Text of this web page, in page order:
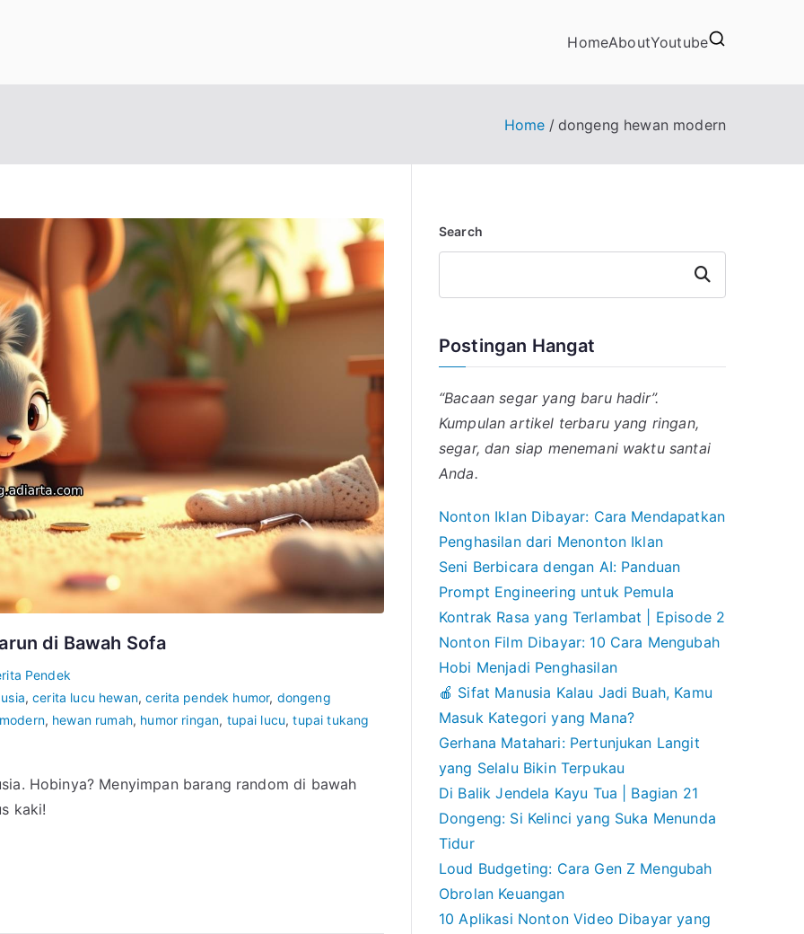
HomeAboutYoutube
Home dongeng hewan modern
di Bawah Sofa
Pendek
,cerita lucu hewan,cerita pendek humor, dongeng
, hewan rumah, humor ringan, tupai lucu,tupai tukang
Hobinya? Menyimpan barang random di bawah
kaki!
Search
Search
Postingan Hangat
“Bacaan segar yang baru hadir”.
Kumpulan artikel terbaru yang ringan,
segar, dan siap menemani waktu santai
Anda.
Nonton Iklan Dibayar: Cara Mendapatkan
Penghasilan dari Menonton Iklan
Seni Berbicara dengan AI: Panduan
Prompt Engineering untuk Pemula
Kontrak Rasa yang Terlambat | Episode 2
Nonton Film Dibayar: 10 Cara Mengubah
Hobi Menjadi Penghasilan
🍎 Sifat Manusia Kalau Jadi Buah, Kamu
Masuk Kategori yang Mana?
Gerhana Matahari: Pertunjukan Langit
yang Selalu Bikin Terpukau
Di Balik Jendela Kayu Tua | Bagian 21
Dongeng: Si Kelinci yang Suka Menunda
Tidur
Loud Budgeting: Cara Gen Z Mengubah
Obrolan Keuangan
10 Aplikasi Nonton Video Dibayar yang